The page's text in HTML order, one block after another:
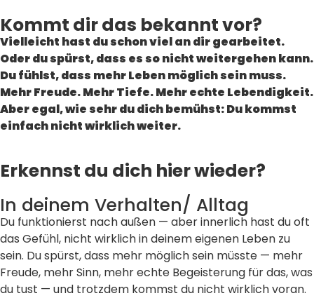
Kommt dir das bekannt vor?
Vielleicht hast du schon viel an dir gearbeitet.
Oder du spürst, dass es so nicht weitergehen kann.
Du fühlst, dass mehr Leben möglich sein muss.
Mehr Freude. Mehr Tiefe. Mehr echte Lebendigkeit.
Aber egal, wie sehr du dich bemühst: Du kommst
einfach nicht wirklich weiter.
Erkennst du dich hier wieder?
In deinem Verhalten/ Alltag
Du funktionierst nach außen — aber innerlich hast du oft
das Gefühl, nicht wirklich in deinem eigenen Leben zu
sein. Du spürst, dass mehr möglich sein müsste — mehr
Freude, mehr Sinn, mehr echte Begeisterung für das, was
du tust — und trotzdem kommst du nicht wirklich voran.